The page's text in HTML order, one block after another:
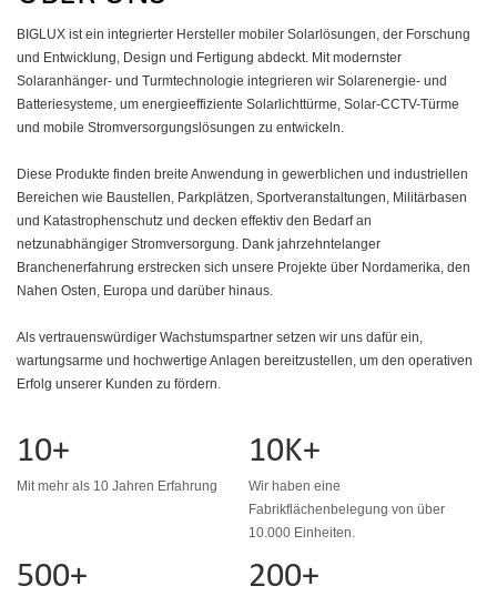
BIGLUX ist ein integrierter Hersteller mobiler Solarlösungen, der Forschung
und Entwicklung, Design und Fertigung abdeckt. Mit modernster
Solaranhänger- und Turmtechnologie integrieren wir Solarenergie- und
Batteriesysteme, um energieeffiziente Solarlichttürme, Solar-CCTV-Türme
und mobile Stromversorgungslösungen zu entwickeln.
Diese Produkte finden breite Anwendung in gewerblichen und industriellen
Bereichen wie Baustellen, Parkplätzen, Sportveranstaltungen, Militärbasen
und Katastrophenschutz und decken effektiv den Bedarf an
netzunabhängiger Stromversorgung. Dank jahrzehntelanger
Branchenerfahrung erstrecken sich unsere Projekte über Nordamerika, den
Nahen Osten, Europa und darüber hinaus.
Als vertrauenswürdiger Wachstumspartner setzen wir uns dafür ein,
wartungsarme und hochwertige Anlagen bereitzustellen, um den operativen
Erfolg unserer Kunden zu fördern.
10+
Mit mehr als 10 Jahren Erfahrung
10K+
Wir haben eine
Fabrikflächenbelegung von über
10.000 Einheiten.
500+ 200+